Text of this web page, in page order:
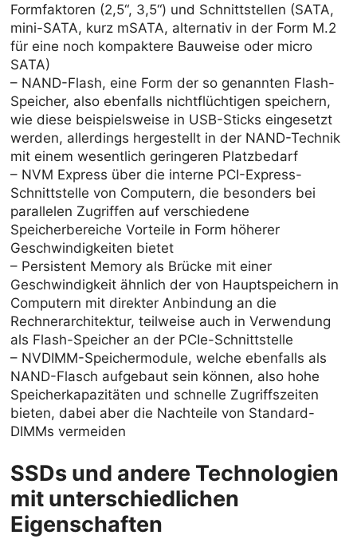
Formfaktoren (2,5“, 3,5“) und Schnittstellen (SATA,
mini-SATA, kurz mSATA, alternativ in der Form M.2
für eine noch kompaktere Bauweise oder micro
SATA)
– NAND-Flash, eine Form der so genannten Flash-
Speicher, also ebenfalls nichtflüchtigen speichern,
wie diese beispielsweise in USB-Sticks eingesetzt
werden, allerdings hergestellt in der NAND-Technik
mit einem wesentlich geringeren Platzbedarf
– NVM Express über die interne PCI-Express-
Schnittstelle von Computern, die besonders bei
parallelen Zugriffen auf verschiedene
Speicherbereiche Vorteile in Form höherer
Geschwindigkeiten bietet
– Persistent Memory als Brücke mit einer
Geschwindigkeit ähnlich der von Hauptspeichern in
Computern mit direkter Anbindung an die
Rechnerarchitektur, teilweise auch in Verwendung
als Flash-Speicher an der PCIe-Schnittstelle
– NVDIMM-Speichermodule, welche ebenfalls als
NAND-Flasch aufgebaut sein können, also hohe
Speicherkapazitäten und schnelle Zugriffszeiten
bieten, dabei aber die Nachteile von Standard-
DIMMs vermeiden
SSDs und andere Technologien
mit unterschiedlichen
Eigenschaften